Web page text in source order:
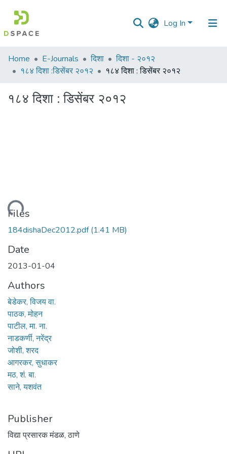
Log In
Communities
&
All of DSpace
Home E-Journals दिशा
दिशा - २०१२
१८४ दिशा :डिसेंबर २०१२
१८४ दिशा : डिसेंबर २०१२
१८४ दिशा : डिसेंबर २०१२
Loading...
Files
184dishaDec2012.pdf(1.41 MB)
Date
2013-01-04
Authors
बेडेकर, विजय वा.
पाठक, मोहन
पाटील, मा. ना.
नाडकर्णी, नरेंद्र
जोशी, शरद
आगरकर, सुधाकर
मठ, शं. बा.
साने, यशवंत
Publisher
विद्या प्रसारक मंडळ, ठाणे